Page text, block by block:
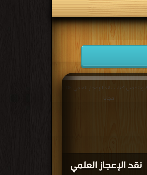
نقد الإعجاز العلمي
مجانا